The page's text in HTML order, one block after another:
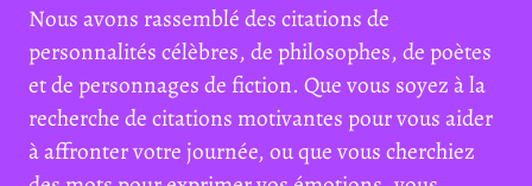
Nous avons rassemblé des citations de
personnalités célèbres, de philosophes, de poètes
et de personnages de fiction. Que vous soyez à la
recherche de citations motivantes pour vous aider
à affronter votre journée, ou que vous cherchiez